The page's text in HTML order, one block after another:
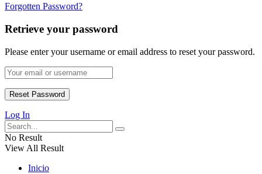
Forgotten Password?
Retrieve your password
Please enter your username or email address to reset your password.
Log In
No Result
View All Result
Inicio